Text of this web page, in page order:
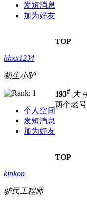
发短消息
加为好友
TOP
hhxx1234
初生小驴
个人空间
发短消息
加为好友
193# 大
两个老
TOP
kinkon
驴民工程师